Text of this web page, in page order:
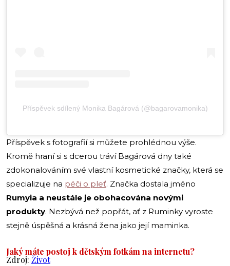
Příspěvek sdílený Monika Bagárová (@bagarovamonika)
Příspěvek s fotografií si můžete prohlédnou výše.
Kromě hraní si s dcerou tráví Bagárová dny také
zdokonalováním své vlastní kosmetické značky, která se
specializuje na péči o pleť. Značka dostala jméno
Rumyia a neustále je obohacována novými
produkty. Nezbývá než popřát, ať z Ruminky vyroste
stejně úspěšná a krásná žena jako její maminka.
Jaký máte postoj k dětským fotkám na internetu?
Zdroj: Život